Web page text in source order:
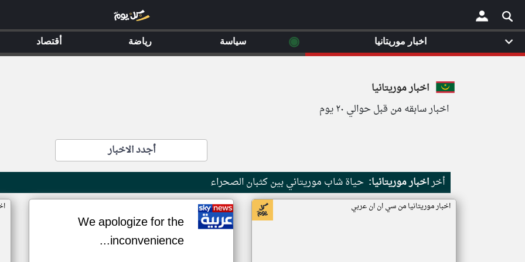
×
اخبار موريتانيا
اخبار سابقه من قبل حوالي ٢٠ يوم
أجدد الاخبار
أخراخبار موريتانيا: حياة شاب موريتاني بين كثبان الصحراء
اخبار موريتانيا من سي ان ان عربي
We apologize for the
inconvenience...
اخبار موريتانيا ◉ سياسة رياضة أقتصاد